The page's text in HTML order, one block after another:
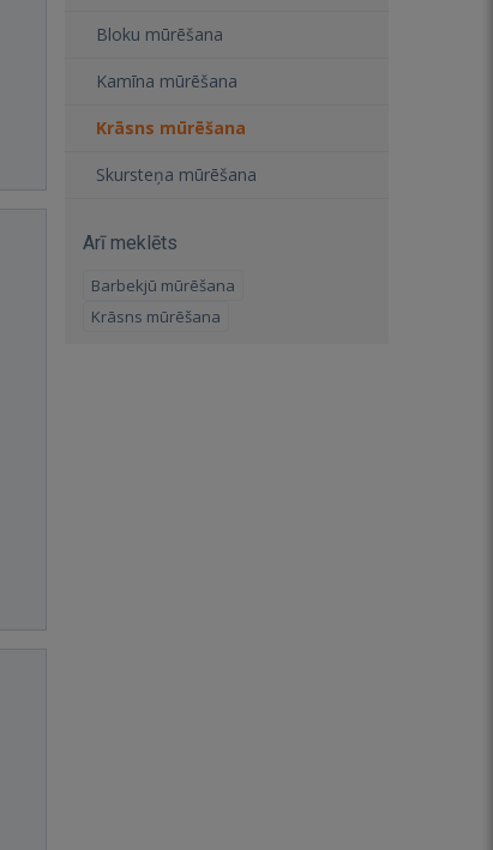
Bloku mūrēšana
Kamīna mūrēšana
Krāsns mūrēšana
Skursteņa mūrēšana
Arī meklēts
Barbekjū mūrēšana
Krāsns mūrēšana